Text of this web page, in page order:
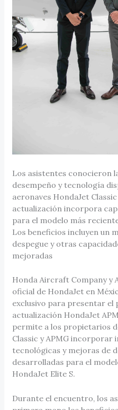
Los asistentes conocieron
desempeño y tecnología
aeronaves HondaJet
actualización incorpora
para el modelo más
Los beneficios incluyen un
despegue y otras
mejoradas
Honda Aircraft Company y
oficial de HondaJet en
exclusivo para presentar el
actualización HondaJet
permite a los propietarios
Classic y APMG incorporar
tecnológicas y mejoras de
desarrolladas para el
HondaJet Elite S.
Durante el encuentro, los